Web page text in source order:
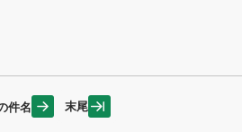
件名 末尾